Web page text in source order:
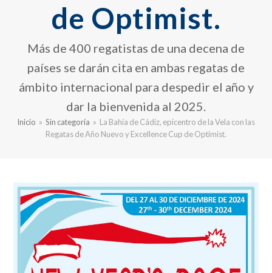
de Optimist.
Más de 400 regatistas de una decena de
países se darán cita en ambas regatas de
ámbito internacional para despedir el año y
dar la bienvenida al 2025.
Inicio » Sin categoría » La Bahía de Cádiz, epicentro de la Vela con las
Regatas de Año Nuevo y Excellence Cup de Optimist.